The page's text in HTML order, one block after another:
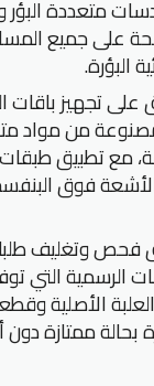
متعددة البؤر
على جميع
البؤرة.
تجهيز باقات
من مواد
مع تطبيق
فوق
فحص وتغليف
الرسمية التي
العلبة الأصلية
ممتازة دون